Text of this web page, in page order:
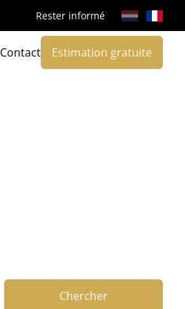
Rester informé
Contact Estimation gratuite
Chercher